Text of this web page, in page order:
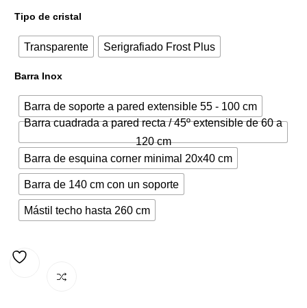
Tipo de cristal
Transparente Serigrafiado Frost Plus
Barra Inox
Barra de soporte a pared extensible 55 - 100 cm
Barra cuadrada a pared recta / 45º extensible de 60 a
120 cm
Barra de esquina corner minimal 20x40 cm
Barra de 140 cm con un soporte
Mástil techo hasta 260 cm